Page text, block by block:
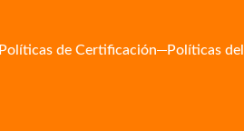
Políticas de Certificación Políticas